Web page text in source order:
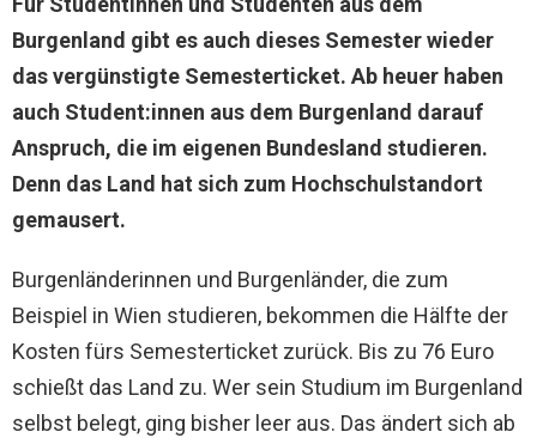
Burgenland gibt es auch dieses Semester wieder
das vergünstigte Semesterticket. Ab heuer haben
auch Student:innen aus dem Burgenland darauf
Anspruch, die im eigenen Bundesland studieren.
Denn das Land hat sich zum Hochschulstandort
gemausert.
Burgenländerinnen und Burgenländer, die zum
Beispiel in Wien studieren, bekommen die Hälfte der
Kosten fürs Semesterticket zurück. Bis zu 76 Euro
schießt das Land zu. Wer sein Studium im Burgenland
selbst belegt, ging bisher leer aus. Das ändert sich ab